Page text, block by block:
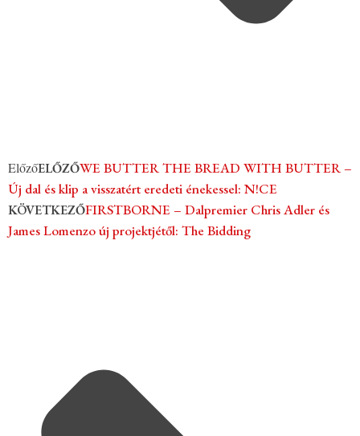
ElőzőELŐZŐWE BUTTER THE BREAD WITH BUTTER –
Új dal és klip a visszatért eredeti énekessel: N!CE
KÖVETKEZŐFIRSTBORNE – Dalpremier Chris Adler és
James Lomenzo új projektjétől: The Bidding